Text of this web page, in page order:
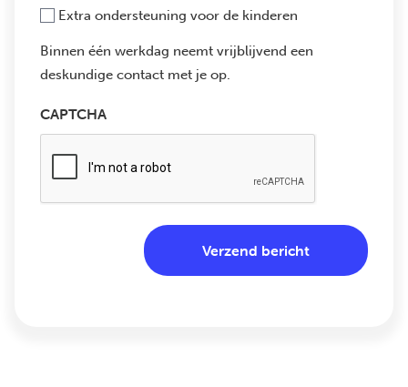
Extra ondersteuning voor de kinderen
Binnen één werkdag neemt vrijblijvend een
deskundige contact met je op.
CAPTCHA